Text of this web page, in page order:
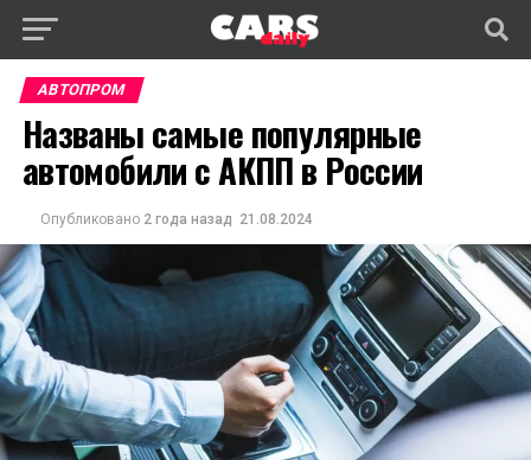
АВТОПРОМ
Названы самые популярные
автомобили с АКПП в России
Опубликовано 2 года назад 21.08.2024